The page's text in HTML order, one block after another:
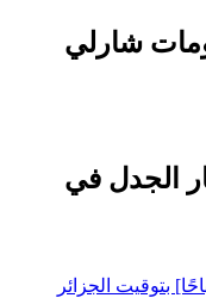
شارلي
الجدل في